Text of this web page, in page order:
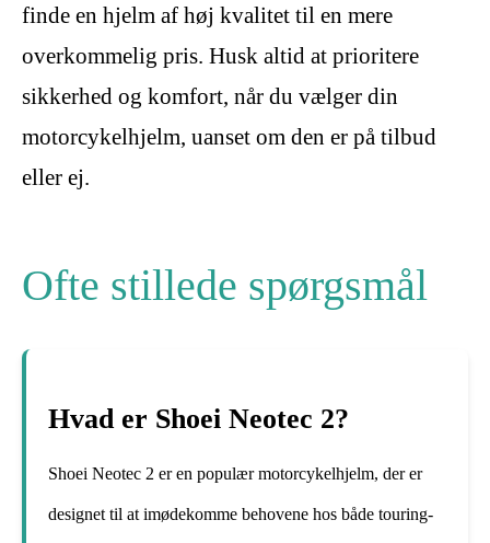
finde en hjelm af høj kvalitet til en mere
overkommelig pris. Husk altid at prioritere
sikkerhed og komfort, når du vælger din
motorcykelhjelm, uanset om den er på tilbud
eller ej.
Ofte stillede spørgsmål
Hvad er Shoei Neotec 2?
Shoei Neotec 2 er en populær motorcykelhjelm, der er
designet til at imødekomme behovene hos både touring-